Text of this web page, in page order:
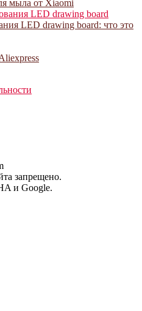
мыла от Xiaomi
LED drawing board: что это
запрещено.
и Google.